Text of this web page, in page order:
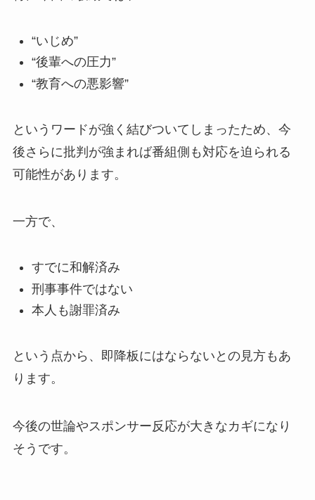
“いじめ”
“後輩への圧力”
“教育への悪影響”
というワードが強く結びついてしまったため、今
後さらに批判が強まれば番組側も対応を迫られる
可能性があります。
一方で、
すでに和解済み
刑事事件ではない
本人も謝罪済み
という点から、即降板にはならないとの見方もあ
ります。
今後の世論やスポンサー反応が大きなカギになり
そうです。